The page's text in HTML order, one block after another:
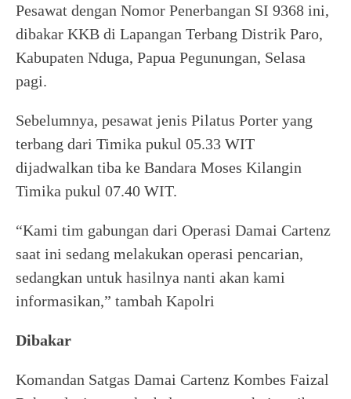
Pesawat dengan Nomor Penerbangan SI 9368 ini,
dibakar KKB di Lapangan Terbang Distrik Paro,
Kabupaten Nduga, Papua Pegunungan, Selasa
pagi.
Sebelumnya, pesawat jenis Pilatus Porter yang
terbang dari Timika pukul 05.33 WIT
dijadwalkan tiba ke Bandara Moses Kilangin
Timika pukul 07.40 WIT.
“Kami tim gabungan dari Operasi Damai Cartenz
saat ini sedang melakukan operasi pencarian,
sedangkan untuk hasilnya nanti akan kami
informasikan,” tambah Kapolri
Dibakar
Komandan Satgas Damai Cartenz Kombes Faizal